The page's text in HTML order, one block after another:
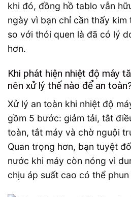
khi đó, đồng hồ tablo vẫn
ngày vì bạn chỉ cần thấy
so với thói quen là đã có lý
hơn.
Khi phát hiện nhiệt độ máy
nên xử lý thế nào để an
Xử lý an toàn khi nhiệt độ
gồm 5 bước: giảm tải, tắt
toàn, tắt máy và chờ nguội
Quan trọng hơn, bạn tuyệt
nước khi máy còn nóng vì
chịu áp suất cao có thể